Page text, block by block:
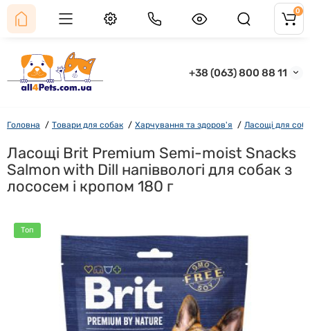
+38 (063) 800 88 11
0
Головна Товари для собак Харчування та здоров'я Ласощі для
Ласощі Brit Premium Semi-moist Snacks
Salmon with Dill напіввологі для cобак з
лососем і кропом 180 г
Топ